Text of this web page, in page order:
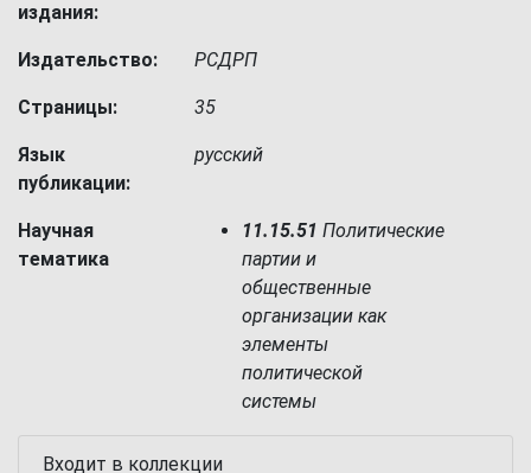
издания:
Издательство: РСДРП
Страницы: 35
Язык
публикации:
русский
Научная
тематика
11.15.51 Политические
партии и
общественные
организации как
элементы
политической
системы
Входит в коллекции